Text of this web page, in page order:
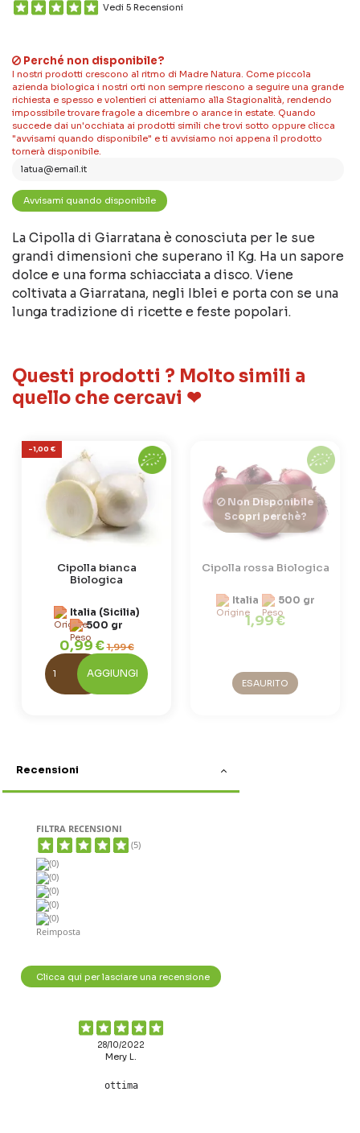
Vedi 5 Recensioni
Perché non disponibile?
I nostri prodotti crescono al ritmo di Madre Natura. Come piccola
azienda biologica i nostri orti non sempre riescono a seguire una grande
richiesta e spesso e volentieri ci atteniamo alla Stagionalità, rendendo
impossibile trovare fragole a dicembre o arance in estate. Quando
succede dai un'occhiata ai prodotti simili che trovi sotto oppure clicca
"avvisami quando disponibile" e ti avvisiamo noi appena il prodotto
tornerà disponibile.
La Cipolla di Giarratana è conosciuta per le sue
grandi dimensioni che superano il Kg. Ha un sapore
dolce e una forma schiacciata a disco. Viene
coltivata a Giarratana, negli Iblei e porta con se una
lunga tradizione di ricette e feste popolari.
Questi prodotti ? Molto simili a
quello che cercavi ❤
-1,00 €
Cipolla bianca
Biologica
Italia (Sicilia)
500 gr
0,99 €1,99 €
AGGIUNGI
Non Disponibile
Scopri perchè?
Cipolla rossa Biologica
Italia 500 gr
1,99 €
ESAURITO
Recensioni
FILTRA RECENSIONI
(5)
(0)
(0)
(0)
(0)
(0)
Reimposta
Clicca qui per lasciare una recensione
28/10/2022
Mery L.
ottima